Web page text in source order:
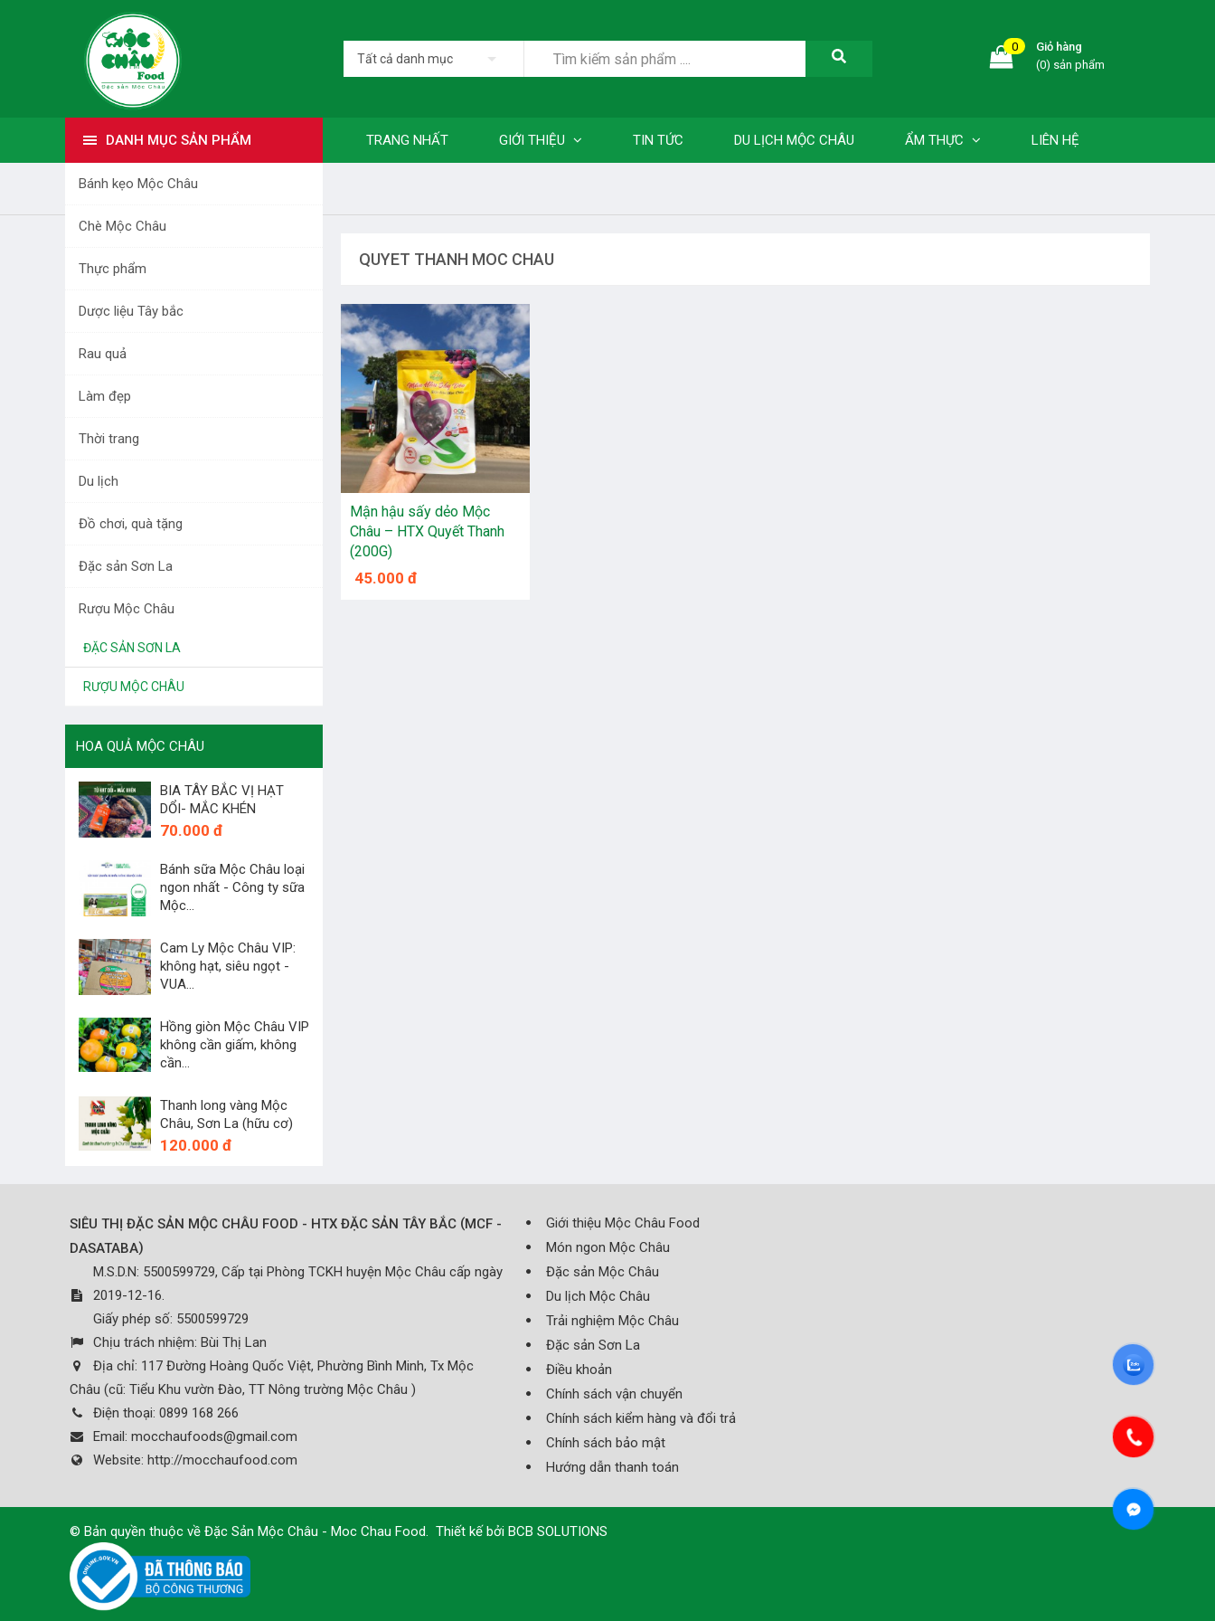
Tất cả danh mục
0
Giỏ hàng
(0) sản phẩm
DANH MỤC SẢN PHẨM
Bánh kẹo Mộc Châu
Chè Mộc Châu
Thực phẩm
Dược liệu Tây bắc
Rau quả
Làm đẹp
Thời trang
Du lịch
Đồ chơi, quà tặng
Đặc sản Sơn La
Rượu Mộc Châu
TRANG NHẤT GIỚI THIỆU TIN TỨC DU LỊCH MỘC CHÂU ẨM THỰC LIÊN HỆ
Trang nhất quyet thanh moc chau
QUYET THANH MOC CHAU
Mận hậu sấy dẻo Mộc
Châu – HTX Quyết Thanh
(200G)
45.000 đ
LÀM ĐẸP
THỜI TRANG
DU LỊCH
ĐỒ CHƠI, QUÀ TẶNG
ĐẶC SẢN SƠN LA
RƯỢU MỘC CHÂU
HOA QUẢ MỘC CHÂU
BIA TÂY BẮC VỊ HẠT
DỔI- MẮC KHÉN
70.000 đ
Bánh sữa Mộc Châu loại
ngon nhất - Công ty sữa
Mộc...
Cam Ly Mộc Châu VIP:
không hạt, siêu ngọt -
VUA...
Hồng giòn Mộc Châu VIP
không cần giấm, không
cần...
Thanh long vàng Mộc
Châu, Sơn La (hữu cơ)
120.000 đ
SIÊU THỊ ĐẶC SẢN MỘC CHÂU FOOD - HTX ĐẶC SẢN TÂY BẮC (MCF -
DASATABA)
M.S.D.N: 5500599729, Cấp tại Phòng TCKH huyện Mộc Châu cấp ngày
2019-12-16.
Giấy phép số: 5500599729
Chịu trách nhiệm: Bùi Thị Lan
Địa chỉ: 117 Đường Hoàng Quốc Việt, Phường Bình Minh, Tx Mộc
Châu (cũ: Tiểu Khu vườn Đào, TT Nông trường Mộc Châu )
Điện thoại: 0899 168 266
Email: mocchaufoods@gmail.com
Website: http://mocchaufood.com
Giới thiệu Mộc Châu Food
Món ngon Mộc Châu
Đặc sản Mộc Châu
Du lịch Mộc Châu
Trải nghiệm Mộc Châu
Đặc sản Sơn La
Điều khoản
Chính sách vận chuyển
Chính sách kiểm hàng và đổi trả
Chính sách bảo mật
Hướng dẫn thanh toán
© Bản quyền thuộc về Đặc Sản Mộc Châu - Moc Chau Food. Thiết kế bởi BCB SOLUTIONS